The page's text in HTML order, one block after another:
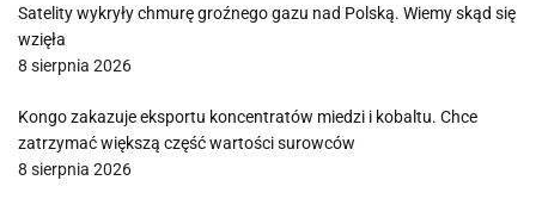
Satelity wykryły chmurę groźnego gazu nad Polską. Wiemy skąd się
wzięła
8 sierpnia 2026
Kongo zakazuje eksportu koncentratów miedzi i kobaltu. Chce
zatrzymać większą część wartości surowców
8 sierpnia 2026